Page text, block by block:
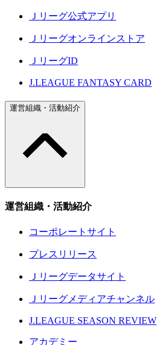
Ｊリーグ公式アプリ
Ｊリーグオンラインストア
ＪリーグID
J.LEAGUE FANTASY CARD
運営組織・活動紹介
運営組織・活動紹介
コーポレートサイト
プレスリリース
Ｊリーグデータサイト
Ｊリーグメディアチャンネル
J.LEAGUE SEASON REVIEW
アカデミー